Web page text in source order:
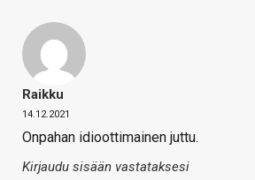
Raikku
14.12.2021
Onpahan idioottimainen juttu.
Kirjaudu sisään vastataksesi